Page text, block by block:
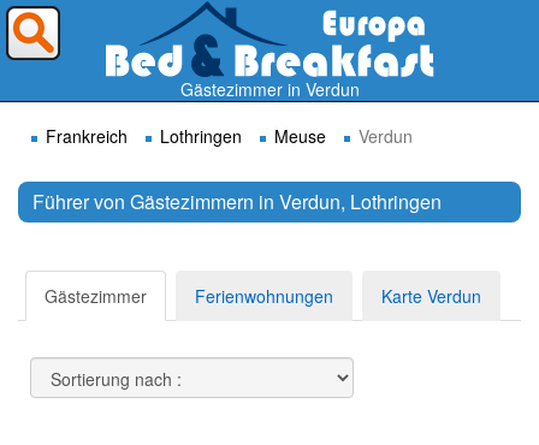
Gästezimmer in Verdun
Frankreich
Lothringen Meuse Verdun
Führer von Gästezimmern in Verdun, Lothringen
Gästezimmer Ferienwohnungen Karte Verdun
Wohin möchten Sie reisen ?
Suchen